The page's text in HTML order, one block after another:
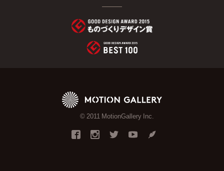
© 2011 MotionGallery Inc.